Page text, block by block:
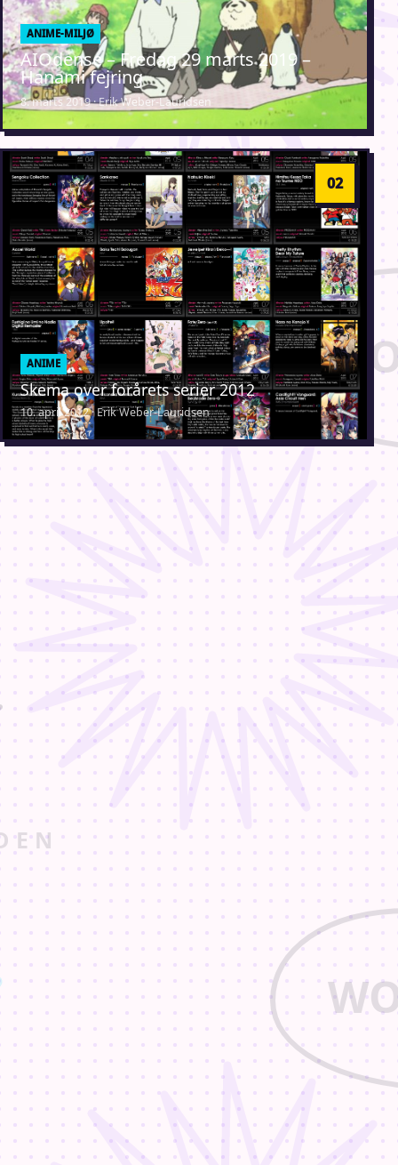
ANIME-MILJØ
AIOdense – Fredag 29 marts 2019 –
Hanami fejring
8. marts 2019 · Erik Weber-Lauridsen
ANIME
Skema over forårets serier 2012
10. april 2012 · Erik Weber-Lauridsen